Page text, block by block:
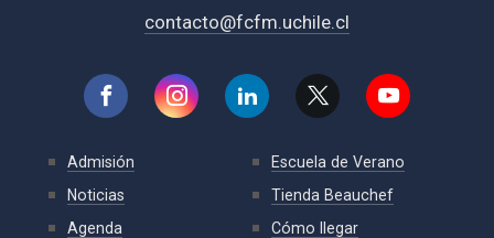
contacto@fcfm.uchile.cl
Admisión
Noticias
Agenda
Escuela de Verano
Tienda Beauchef
Cómo llegar